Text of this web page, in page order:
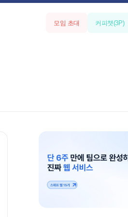
모임 초대 커피챗(3P)